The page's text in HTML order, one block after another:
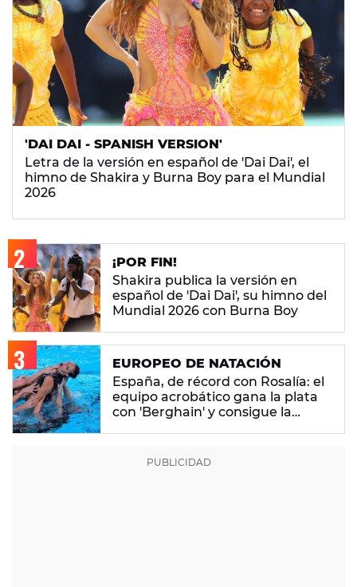
'DAI DAI - SPANISH VERSION'
Letra de la versión en español de 'Dai Dai', el
himno de Shakira y Burna Boy para el Mundial
2026
¡POR FIN!
Shakira publica la versión en
español de 'Dai Dai', su himno del
Mundial 2026 con Burna Boy
EUROPEO DE NATACIÓN
España, de récord con Rosalía: el
equipo acrobático gana la plata
con 'Berghain' y consigue la